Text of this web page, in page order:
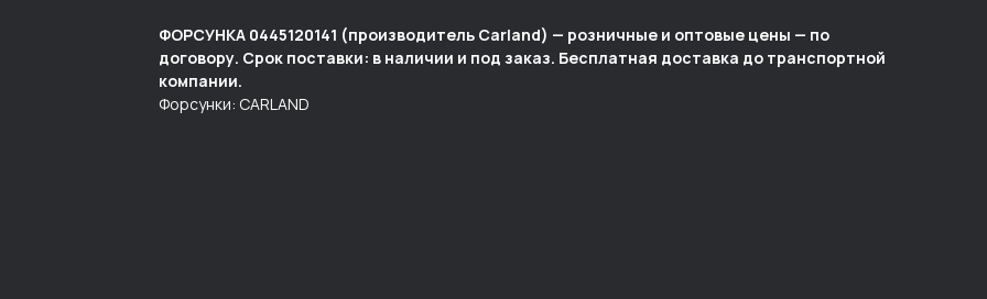
ФОРСУНКА 0445120141 (производитель Carland) — розничные и оптовые цены — по
договору. Срок поставки: в наличии и под заказ. Бесплатная доставка до транспортной
компании.
Форсунки: CARLAND